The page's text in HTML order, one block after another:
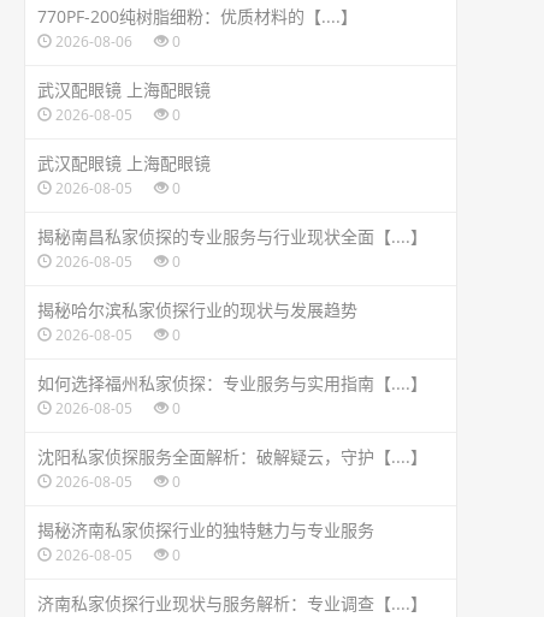
770PF-200纯树脂细粉：优质材料的【....】
2026-08-06 0
武汉配眼镜 上海配眼镜
2026-08-05 0
武汉配眼镜 上海配眼镜
2026-08-05 0
揭秘南昌私家侦探的专业服务与行业现状全面【....】
2026-08-05 0
揭秘哈尔滨私家侦探行业的现状与发展趋势
2026-08-05 0
如何选择福州私家侦探：专业服务与实用指南【....】
2026-08-05 0
沈阳私家侦探服务全面解析：破解疑云，守护【....】
2026-08-05 0
揭秘济南私家侦探行业的独特魅力与专业服务
2026-08-05 0
济南私家侦探行业现状与服务解析：专业调查【....】